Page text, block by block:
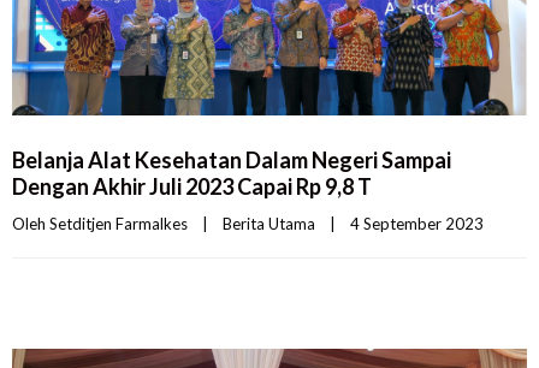
Belanja Alat Kesehatan Dalam Negeri Sampai
Dengan Akhir Juli 2023 Capai Rp 9,8 T
Oleh Setditjen Farmalkes Berita Utama 4 September 2023